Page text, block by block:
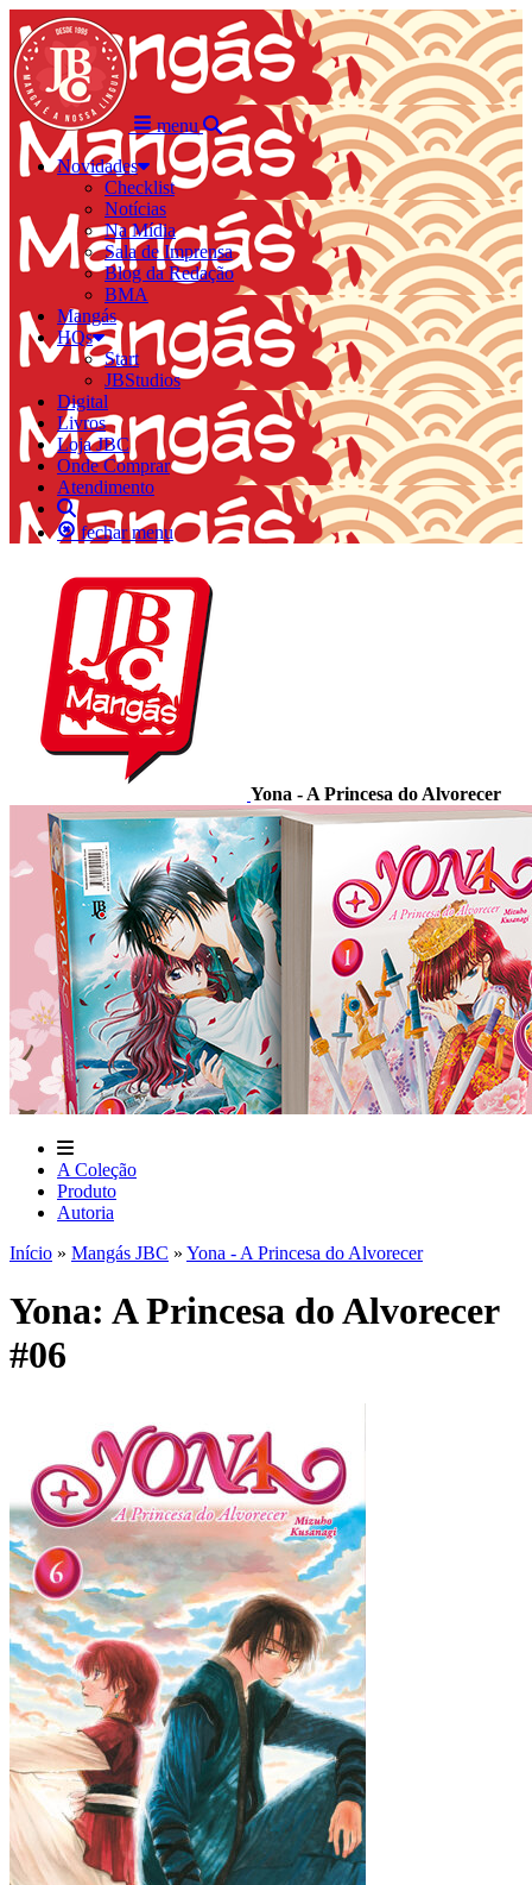
menu
Novidades
Checklist
Notícias
Na Mídia
Sala de Imprensa
Blog da Redação
BMA
Mangás
HQs
Start
JBStudios
Digital
Livros
Loja JBC
Onde Comprar
Atendimento
fechar menu
Yona - A Princesa do Alvorecer
A Coleção
Produto
Autoria
Início » Mangás JBC » Yona - A Princesa do Alvorecer
Yona: A Princesa do Alvorecer
#06